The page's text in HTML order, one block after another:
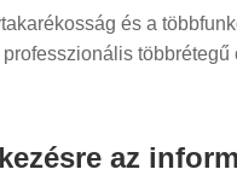
és a
professzionális
az